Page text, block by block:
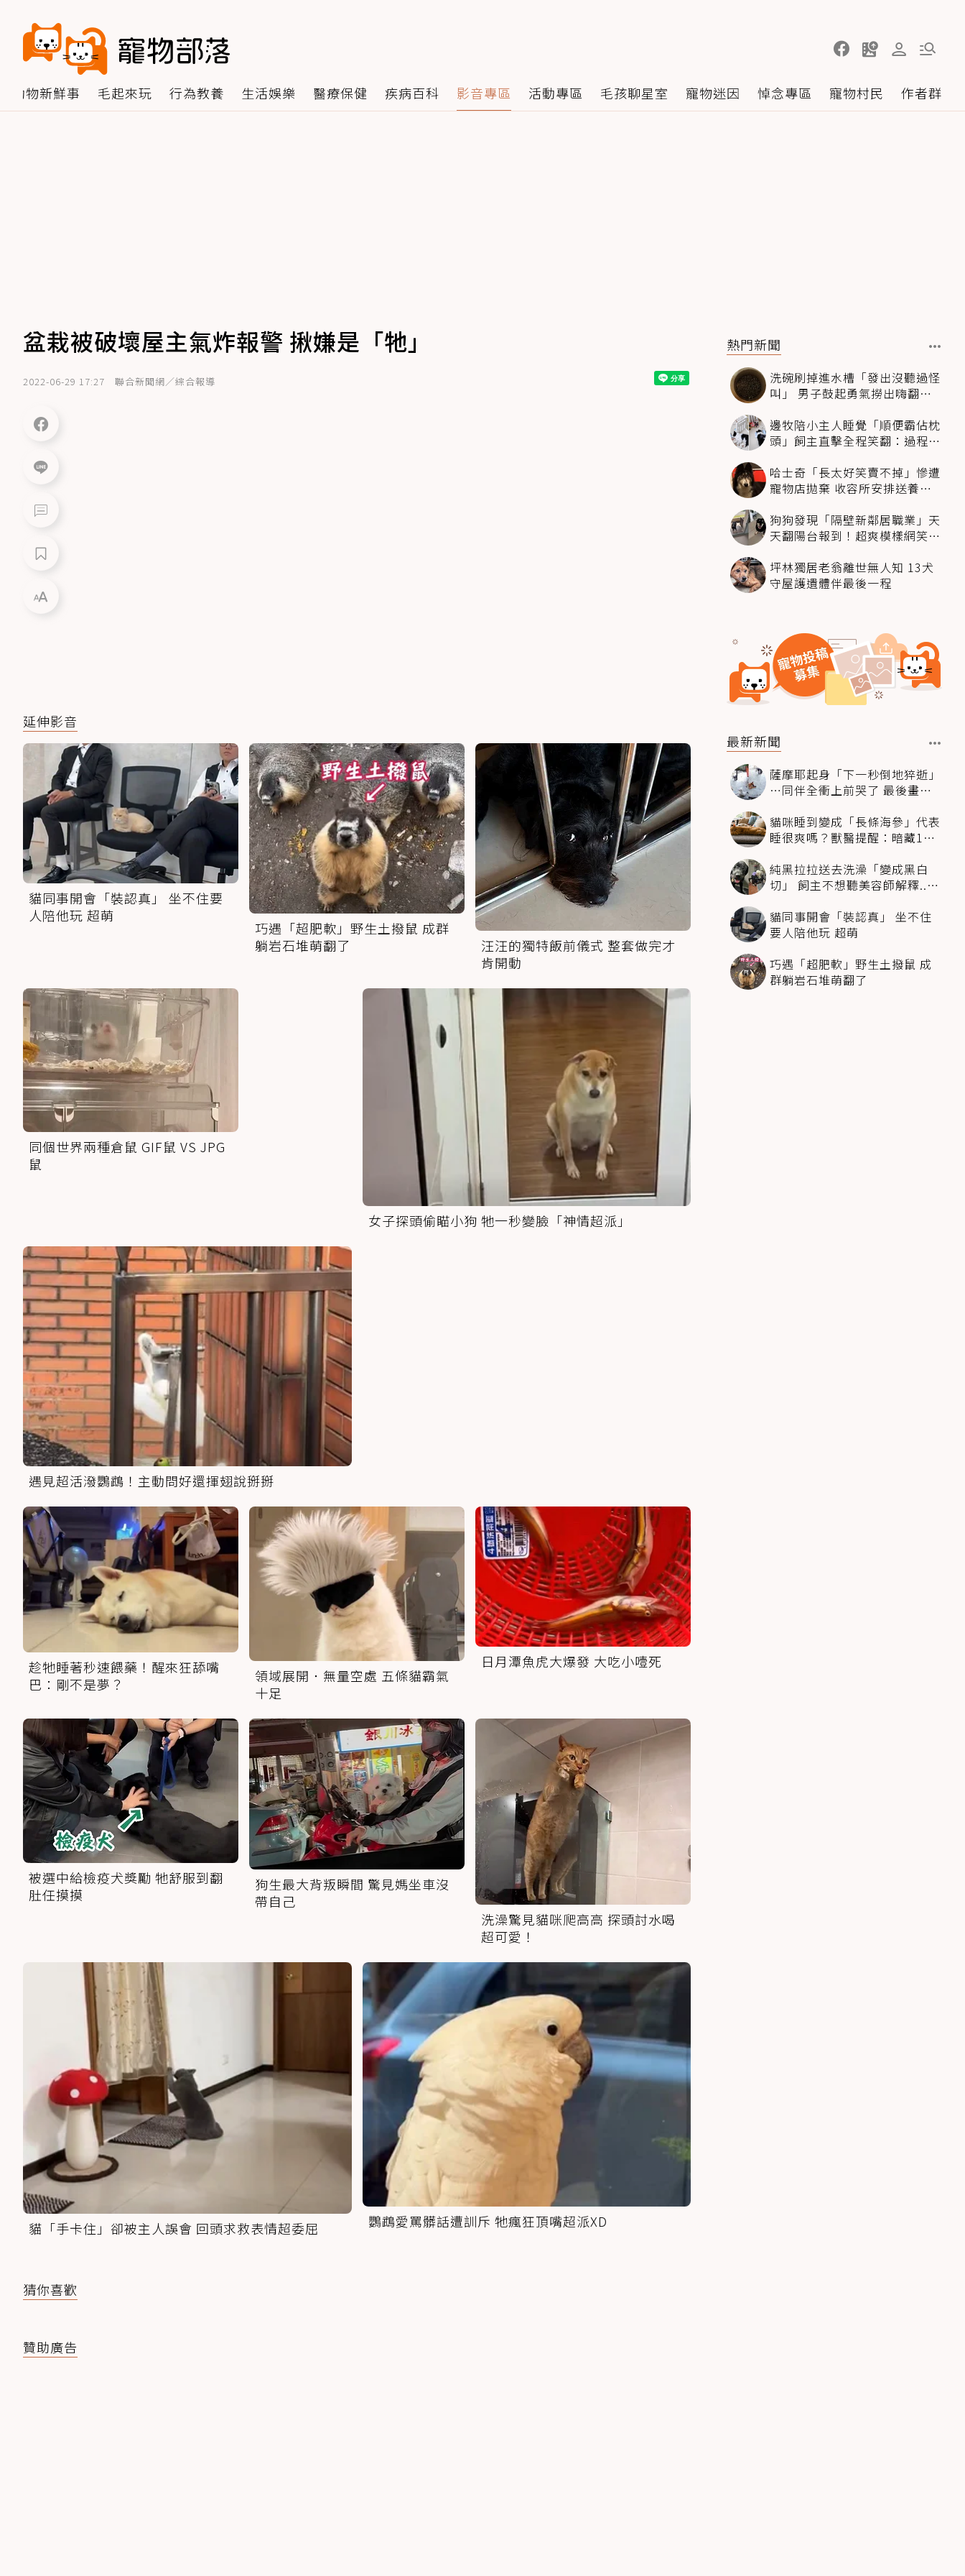
動物新鮮事 毛起來玩 行為教養 生活娛樂 醫療保健 疾病百科 影音專區 活動專區 毛孩聊星室 寵物迷因 悼念專區 寵物村民 作者群
盆栽被破壞屋主氣炸報警 揪嫌是「牠」
2022-06-29 17:27 聯合新聞網／綜合報導
延伸影音
貓同事開會「裝認真」 坐不住要
人陪他玩 超萌
巧遇「超肥軟」野生土撥鼠 成群
躺岩石堆萌翻了
汪汪的獨特飯前儀式 整套做完才
肯開動
同個世界兩種倉鼠 GIF鼠 VS JPG
鼠
女子探頭偷瞄小狗 牠一秒變臉「神情超派」
遇見超活潑鸚鵡！主動問好還揮翅說掰掰
趁牠睡著秒速餵藥！醒來狂舔嘴
巴：剛不是夢？
領域展開．無量空處 五條貓霸氣
十足
日月潭魚虎大爆發 大吃小噎死
被選中給檢疫犬獎勵 牠舒服到翻
肚任摸摸
狗生最大背叛瞬間 驚見媽坐車沒
帶自己
洗澡驚見貓咪爬高高 探頭討水喝
超可愛！
貓「手卡住」卻被主人誤會 回頭求救表情超委屈 鸚鵡愛罵髒話遭訓斥 牠瘋狂頂嘴超派XD
猜你喜歡
贊助廣告
熱門新聞
洗碗刷掉進水槽「發出沒聽過怪
叫」 男子鼓起勇氣撈出嗨翻：
邊牧陪小主人睡覺「順便霸佔枕
頭」飼主直擊全程笑翻：過程絲
哈士奇「長太好笑賣不掉」慘遭
寵物店拋棄 收容所安排送養活
狗狗發現「隔壁新鄰居職業」天
天翻陽台報到！超爽模樣網笑
坪林獨居老翁離世無人知 13犬
守屋護遺體伴最後一程
最新新聞
薩摩耶起身「下一秒倒地猝逝」
…同伴全衝上前哭了 最後畫面
貓咪睡到變成「長條海參」代表
睡很爽嗎？獸醫提醒：暗藏1種
純黑拉拉送去洗澡「變成黑白
切」 飼主不想聽美容師解釋..衝
貓同事開會「裝認真」 坐不住
要人陪他玩 超萌
巧遇「超肥軟」野生土撥鼠 成
群躺岩石堆萌翻了